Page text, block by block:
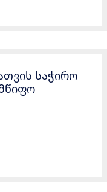
საჭირო